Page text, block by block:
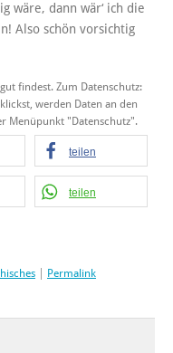
wäre, dann wär‘ ich die
Also schön vorsichtig
findest. Zum Datenschutz:
werden Daten an den
Menüpunkt "Datenschutz".
teilen
teilen
Permalink